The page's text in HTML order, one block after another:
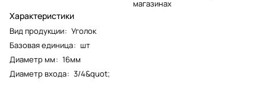
Характеристики
Вид продукции: Уголок
Базовая единица: шт
Диаметр мм: 16мм
Диаметр входа: 3/4&quot;
магазинах